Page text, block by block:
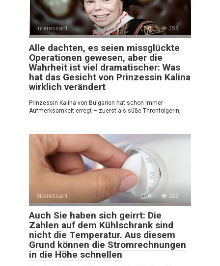
Interessant 0 259
Alle dachten, es seien missglückte
Operationen gewesen, aber die
Wahrheit ist viel dramatischer: Was
hat das Gesicht von Prinzessin Kalina
wirklich verändert
Prinzessin Kalina von Bulgarien hat schon immer
Aufmerksamkeit erregt – zuerst als süße Thronfolgerin,
Interessant 0 259
Auch Sie haben sich geirrt: Die
Zahlen auf dem Kühlschrank sind
nicht die Temperatur. Aus diesem
Grund können die Stromrechnungen
in die Höhe schnellen